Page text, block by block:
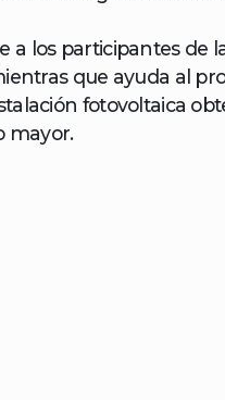
a los participantes de
que ayuda al
fotovoltaica
mayor.